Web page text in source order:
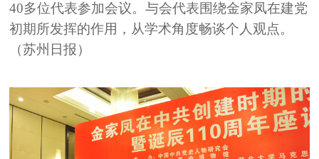
40多位代表参加会议。与会代表围绕金家凤在建党
初期所发挥的作用，从学术角度畅谈个人观点。
（苏州日报）